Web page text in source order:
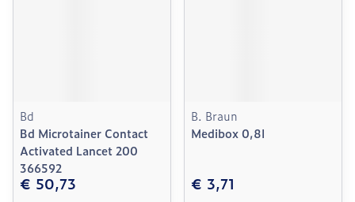
Bd
Bd Microtainer Contact
Activated Lancet 200
366592
€ 50,73
B. Braun
Medibox 0,8l
€ 3,71